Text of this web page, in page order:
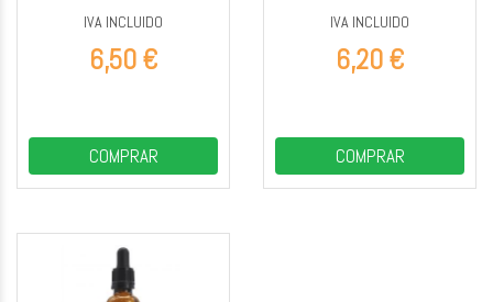
IVA INCLUIDO
6,50 €
COMPRAR
IVA INCLUIDO
6,20 €
COMPRAR